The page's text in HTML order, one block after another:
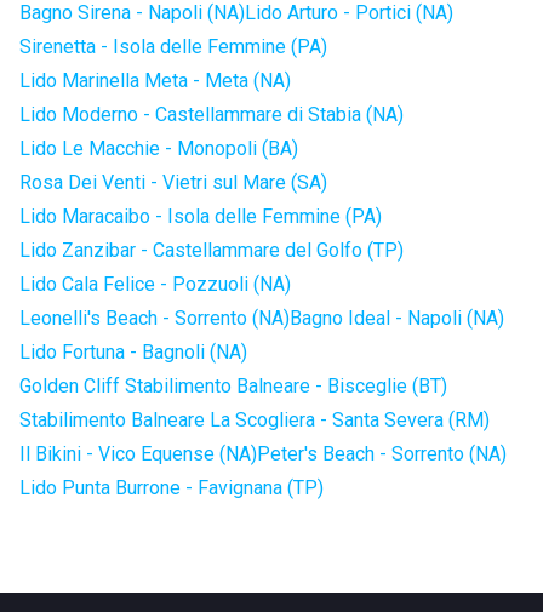
Bagno Sirena - Napoli (NA)Lido Arturo - Portici (NA)
Sirenetta - Isola delle Femmine (PA)
Lido Marinella Meta - Meta (NA)
Lido Moderno - Castellammare di Stabia (NA)
Lido Le Macchie - Monopoli (BA)
Rosa Dei Venti - Vietri sul Mare (SA)
Lido Maracaibo - Isola delle Femmine (PA)
Lido Zanzibar - Castellammare del Golfo (TP)
Lido Cala Felice - Pozzuoli (NA)
Leonelli's Beach - Sorrento (NA)Bagno Ideal - Napoli (NA)
Lido Fortuna - Bagnoli (NA)
Golden Cliff Stabilimento Balneare - Bisceglie (BT)
Stabilimento Balneare La Scogliera - Santa Severa (RM)
Il Bikini - Vico Equense (NA)Peter's Beach - Sorrento (NA)
Lido Punta Burrone - Favignana (TP)